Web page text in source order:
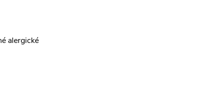
alergické